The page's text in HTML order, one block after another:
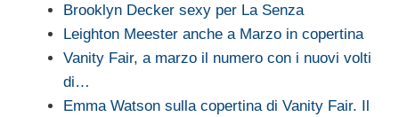
Brooklyn Decker sexy per La Senza
Leighton Meester anche a Marzo in copertina
Vanity Fair, a marzo il numero con i nuovi volti
di…
Emma Watson sulla copertina di Vanity Fair. Il